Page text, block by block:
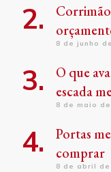
Corrimão
8 de junho
O que
escada
8 de maio de
Portas
comprar
8 de abril de